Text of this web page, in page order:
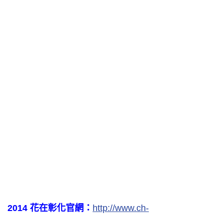
2014 花在彰化官網： http://www.ch-